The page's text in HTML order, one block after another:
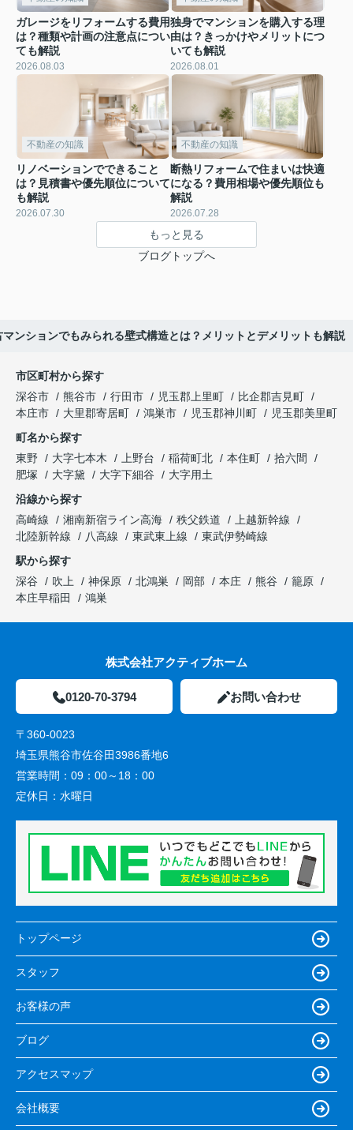
ガレージをリフォームする費用
は？種類や計画の注意点につい
ても解説
2026.08.03
独身でマンションを購入する理
由は？きっかけやメリットにつ
いても解説
2026.08.01
不動産の知識
リノベーションでできること
は？見積書や優先順位について
も解説
2026.07.30
不動産の知識
断熱リフォームで住まいは快適
になる？費用相場や優先順位も
解説
2026.07.28
もっと見る
ブログトップへ
マンションでもみられる壁式構造とは？メリットとデメリットも解説
市区町村から探す
深谷市
熊谷市 行田市 児玉郡上里町
比企郡吉見町
本庄市
大里郡寄居町 鴻巣市 児玉郡神川町
児玉郡美里町
町名から探す
東野
大字七本木 上野台 稲荷町北 本住町
拾六間
肥塚
大字黛 大字下細谷
大字用土
沿線から探す
高崎線
湘南新宿ライン高海 秩父鉄道
上越新幹線
北陸新幹線
八高線 東武東上線
東武伊勢崎線
駅から探す
深谷
吹上 神保原 北鴻巣 岡部 本庄 熊谷
籠原
本庄早稲田
鴻巣
株式会社アクティブホーム
0120-70-3794 お問い合わせ
〒360-0023
埼玉県熊谷市佐谷田3986番地6
営業時間： 09：00～18：00
定休日： 水曜日
トップページ
スタッフ
お客様の声
ブログ
アクセスマップ
会社概要